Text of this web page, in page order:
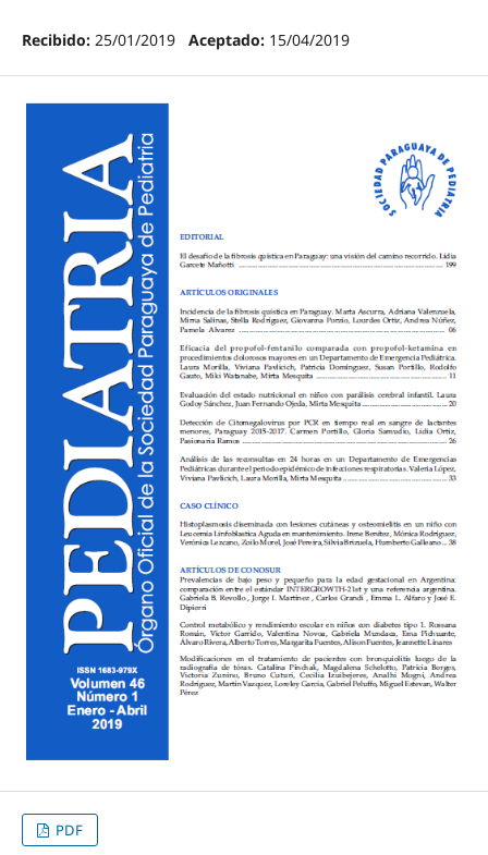
Recibido:25/01/2019 Aceptado:15/04/2019
PDF